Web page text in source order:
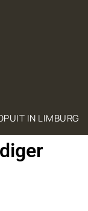
IN LIMBURG